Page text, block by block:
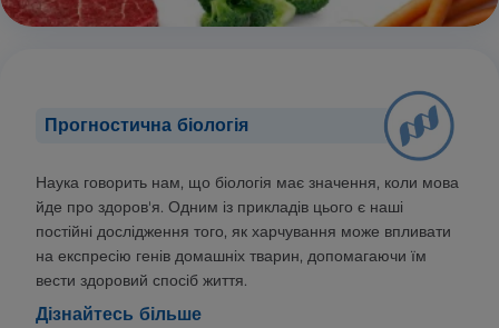
Прогностична біологія
Наука говорить нам, що біологія має значення, коли мова
йде про здоров'я. Одним із прикладів цього є наші
постійні дослідження того, як харчування може впливати
на експресію генів домашніх тварин, допомагаючи їм
вести здоровий спосіб життя.
Дізнайтесь більше